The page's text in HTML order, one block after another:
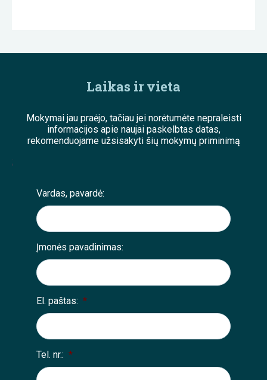
Laikas ir vieta
Mokymai jau praėjo, tačiau jei norėtumėte nepraleisti
informacijos apie naujai paskelbtas datas,
rekomenduojame užsisakyti šių mokymų priminimą
;
Vardas, pavardė:
Įmonės pavadinimas:
El. paštas: *
Tel. nr.: *